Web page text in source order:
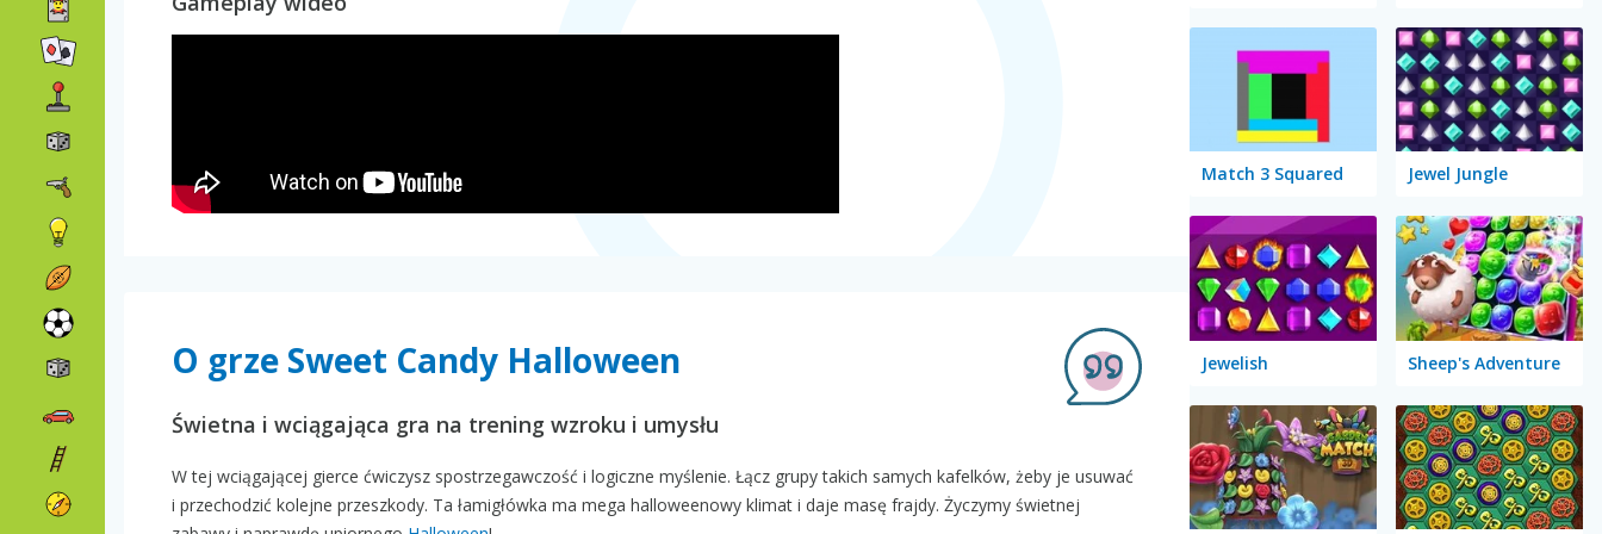
O grze Sweet Candy Halloween
Świetna i wciągająca gra na trening wzroku i umysłu
W tej wciągającej gierce ćwiczysz spostrzegawczość i logiczne myślenie. Łącz grupy takich samych kafelków, żeby je usuwać
i przechodzić kolejne przeszkody. Ta łamigłówka ma mega halloweenowy klimat i daje masę frajdy. Życzymy świetnej
Match 3 Squared Jewel Jungle
Jewelish Sheep's Adventure